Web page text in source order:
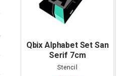
Qbix Alphabet Set San
Serif 7cm
Stencil